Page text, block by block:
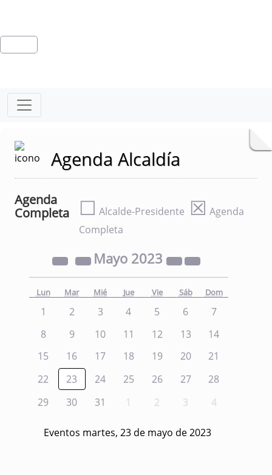
Agenda Alcaldía
Agenda
Completa
☐ Alcalde-Presidente ☒ Agenda
Completa
Mayo 2023
Lun Mar Mié Jue Vie Sáb Dom
1 2 3 4 5 6
7
8
9 10 11 12 13
14
15
16 17 18 19 20
21
22
23 24 25 26 27
28
29
30 31 1 2 3 4
Eventos martes, 23 de mayo de 2023